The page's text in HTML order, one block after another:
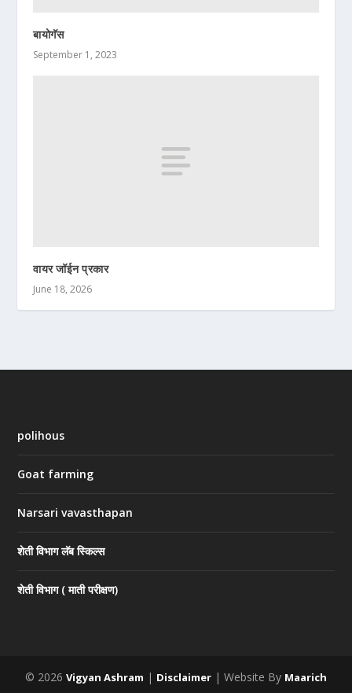
बायोगॅस
September 1, 2023
वायर जॉईन प्रकार
June 18, 2026
polihous
Goat farming
Narsari vavasthapan
शेती विभाग लॅब स्किल्स
शेती विभाग ( माती परीक्षण)
© 2026 Vigyan Ashram | Disclaimer | Website By Maarich